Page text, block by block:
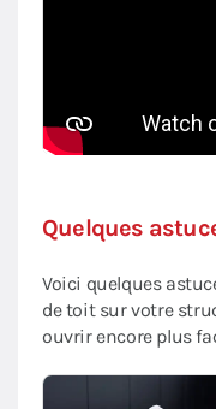
Quelques
Voici quelques
de toit sur votre
ouvrir encore plus